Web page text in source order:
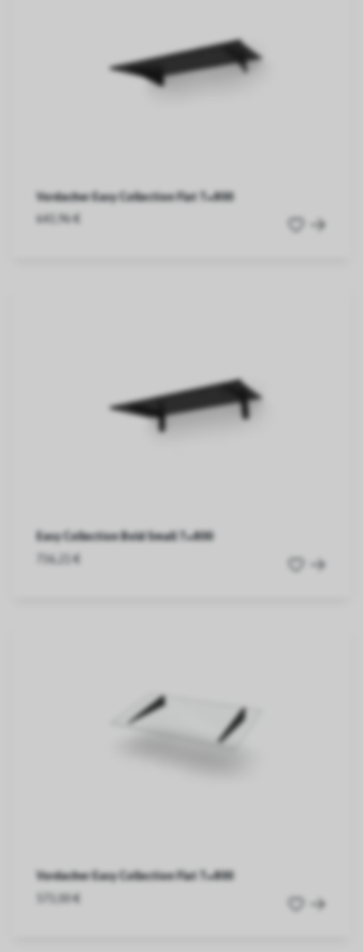
Vordacher Easy Collection Flat T=800
643,96 €
Easy Collection Bold Small T=800
736,21 €
Vordacher Easy Collection Flat T=800
573,00 €